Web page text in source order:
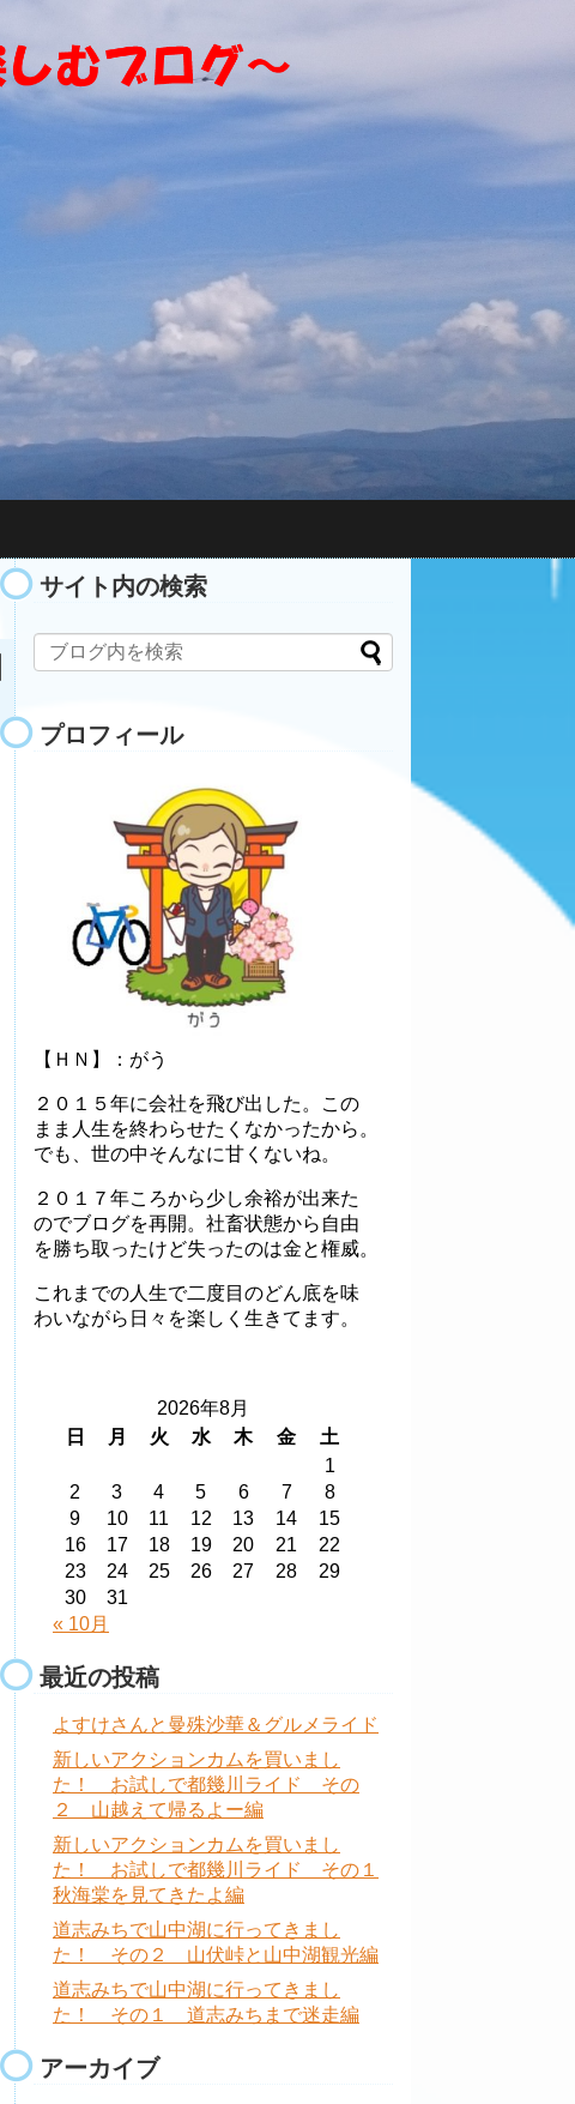
サイト内の検索
プロフィール
【ＨＮ】：がう
２０１５年に会社を飛び出した。この
まま人生を終わらせたくなかったから。
でも、世の中そんなに甘くないね。
２０１７年ころから少し余裕が出来た
のでブログを再開。社畜状態から自由
を勝ち取ったけど失ったのは金と権威。
これまでの人生で二度目のどん底を味
わいながら日々を楽しく生きてます。
2026年8月
日
月 火 水 木 金
土
1
2
3 4 5 6 7
8
9
10 11 12 13 14
15
16
17 18 19 20 21
22
23
24 25 26 27 28
29
30
31
« 10月
最近の投稿
よすけさんと曼殊沙華＆グルメライド
新しいアクションカムを買いまし
た！ お試しで都幾川ライド その
２ 山越えて帰るよー編
新しいアクションカムを買いまし
た！ お試しで都幾川ライド その１
秋海棠を見てきたよ編
道志みちで山中湖に行ってきまし
た！ その２ 山伏峠と山中湖観光編
道志みちで山中湖に行ってきまし
た！ その１ 道志みちまで迷走編
アーカイブ